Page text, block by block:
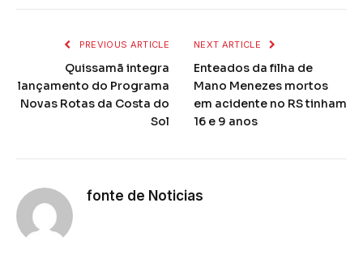
PREVIOUS ARTICLE
Quissamã integra
lançamento do Programa
Novas Rotas da Costa do
Sol
NEXT ARTICLE
Enteados da filha de
Mano Menezes mortos
em acidente no RS tinham
16 e 9 anos
fonte de Noticias